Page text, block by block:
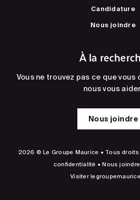
Candidature
Nous joindre
À la
Vous ne trouvez pas ce que vous
nous vous
Nous joindre
2026 © Le Groupe Maurice • Tous droits
confidentialité •Nous joindre
Visiter